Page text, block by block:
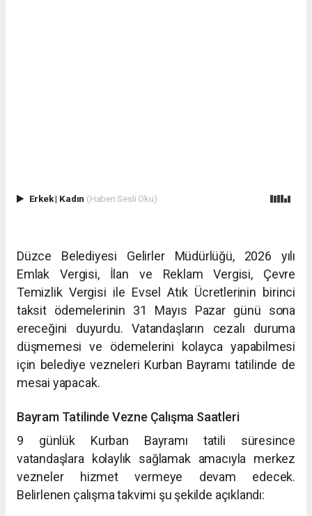
Erkek| Kadın (Haberi Sesli Oku)
Düzce Belediyesi Gelirler Müdürlüğü, 2026 yılı
Emlak Vergisi, İlan ve Reklam Vergisi, Çevre
Temizlik Vergisi ile Evsel Atık Ücretlerinin birinci
taksit ödemelerinin 31 Mayıs Pazar günü sona
ereceğini duyurdu. Vatandaşların cezalı duruma
düşmemesi ve ödemelerini kolayca yapabilmesi
için belediye vezneleri Kurban Bayramı tatilinde de
mesai yapacak.
Bayram Tatilinde Vezne Çalışma Saatleri
9 günlük Kurban Bayramı tatili süresince
vatandaşlara kolaylık sağlamak amacıyla merkez
vezneler hizmet vermeye devam edecek.
Belirlenen çalışma takvimi şu şekilde açıklandı: